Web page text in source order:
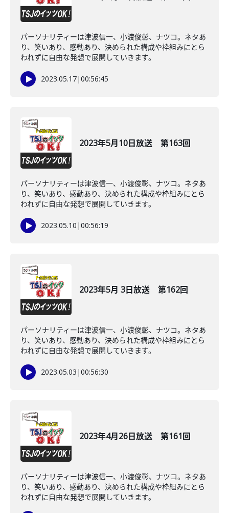
パーソナリティーは津波信一、小渡俊彰、ナツコ。ネタあ
り、笑いあり、感動あり、決められた構成や枠組みにとら
われずに自由な発想で展開していきます。
2023.05.17|00:56:45
2023年5月10日放送 第163回
パーソナリティーは津波信一、小渡俊彰、ナツコ。ネタあ
り、笑いあり、感動あり、決められた構成や枠組みにとら
われずに自由な発想で展開していきます。
2023.05.10 |00:56:19
2023年5月 3日放送 第162回
パーソナリティーは津波信一、小渡俊彰、ナツコ。ネタあ
り、笑いあり、感動あり、決められた構成や枠組みにとら
われずに自由な発想で展開していきます。
2023.05.03 |00:56:30
2023年4月26日放送 第161回
パーソナリティーは津波信一、小渡俊彰、ナツコ。ネタあ
り、笑いあり、感動あり、決められた構成や枠組みにとら
われずに自由な発想で展開していきます。